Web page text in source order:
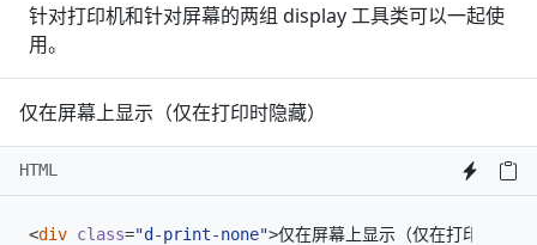
针对打印机和针对屏幕的两组 display 工具类可以一起使
用。
仅在屏幕上显示（仅在打印时隐藏）
HTML
<div class="d-print-none">仅在屏幕上显示（仅在打印时隐藏